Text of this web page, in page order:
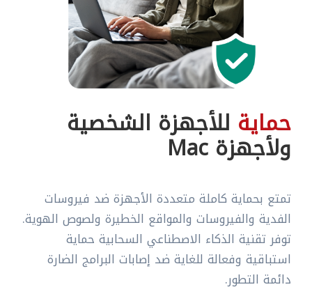
حماية للأجهزة الشخصية
ولأجهزة Mac
تمتع بحماية كاملة متعددة الأجهزة ضد فيروسات
الفدية والفيروسات والمواقع الخطيرة ولصوص الهوية.
توفر تقنية الذكاء الاصطناعي السحابية حماية
استباقية وفعالة للغاية ضد إصابات البرامج الضارة
دائمة التطور.